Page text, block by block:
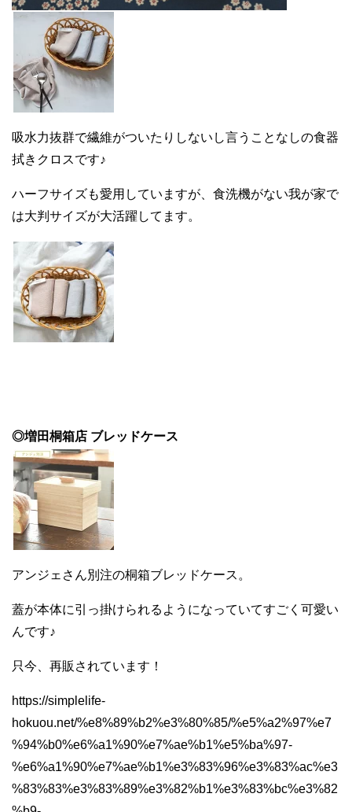
吸水力抜群で繊維がついたりしないし言うことなしの食器
拭きクロスです♪
ハーフサイズも愛用していますが、食洗機がない我が家で
は大判サイズが大活躍してます。
◎増田桐箱店 ブレッドケース
アンジェさん別注の桐箱ブレッドケース。
蓋が本体に引っ掛けられるようになっていてすごく可愛い
んです♪
只今、再販されています！
https://simplelife-
hokuou.net/%e8%89%b2%e3%80%85/%e5%a2%97%e7
%94%b0%e6%a1%90%e7%ae%b1%e5%ba%97-
%e6%a1%90%e7%ae%b1%e3%83%96%e3%83%ac%e3
%83%83%e3%83%89%e3%82%b1%e3%83%bc%e3%82